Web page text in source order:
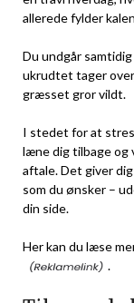
allerede fylder
Du undgår
ukrudtet tager
græsset gror vildt.
I stedet for at
læne dig tilbage og
aftale. Det giver
som du ønsker –
din side.
Her kan du læse
.